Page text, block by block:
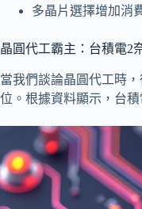
多晶片選擇增加消
晶圓代工霸主：台積電2
當我們談論晶圓代工時，
位。根據資料顯示，台